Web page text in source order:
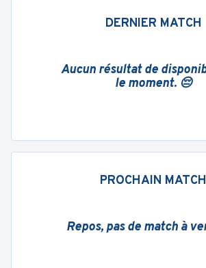
DERNIER MATCH
Aucun résultat de
le moment. 😔
PROCHAIN MATCH
Repos, pas de match à